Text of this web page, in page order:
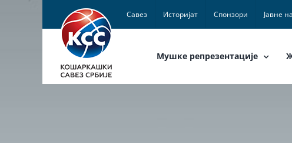
Савез Историјат Спонзори Јавне
Мушке репрезентације